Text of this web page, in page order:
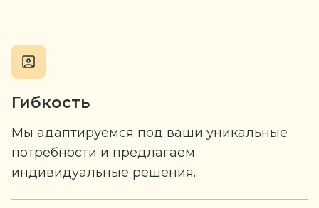
Гибкость
Мы адаптируемся под ваши уникальные
потребности и предлагаем
индивидуальные решения.